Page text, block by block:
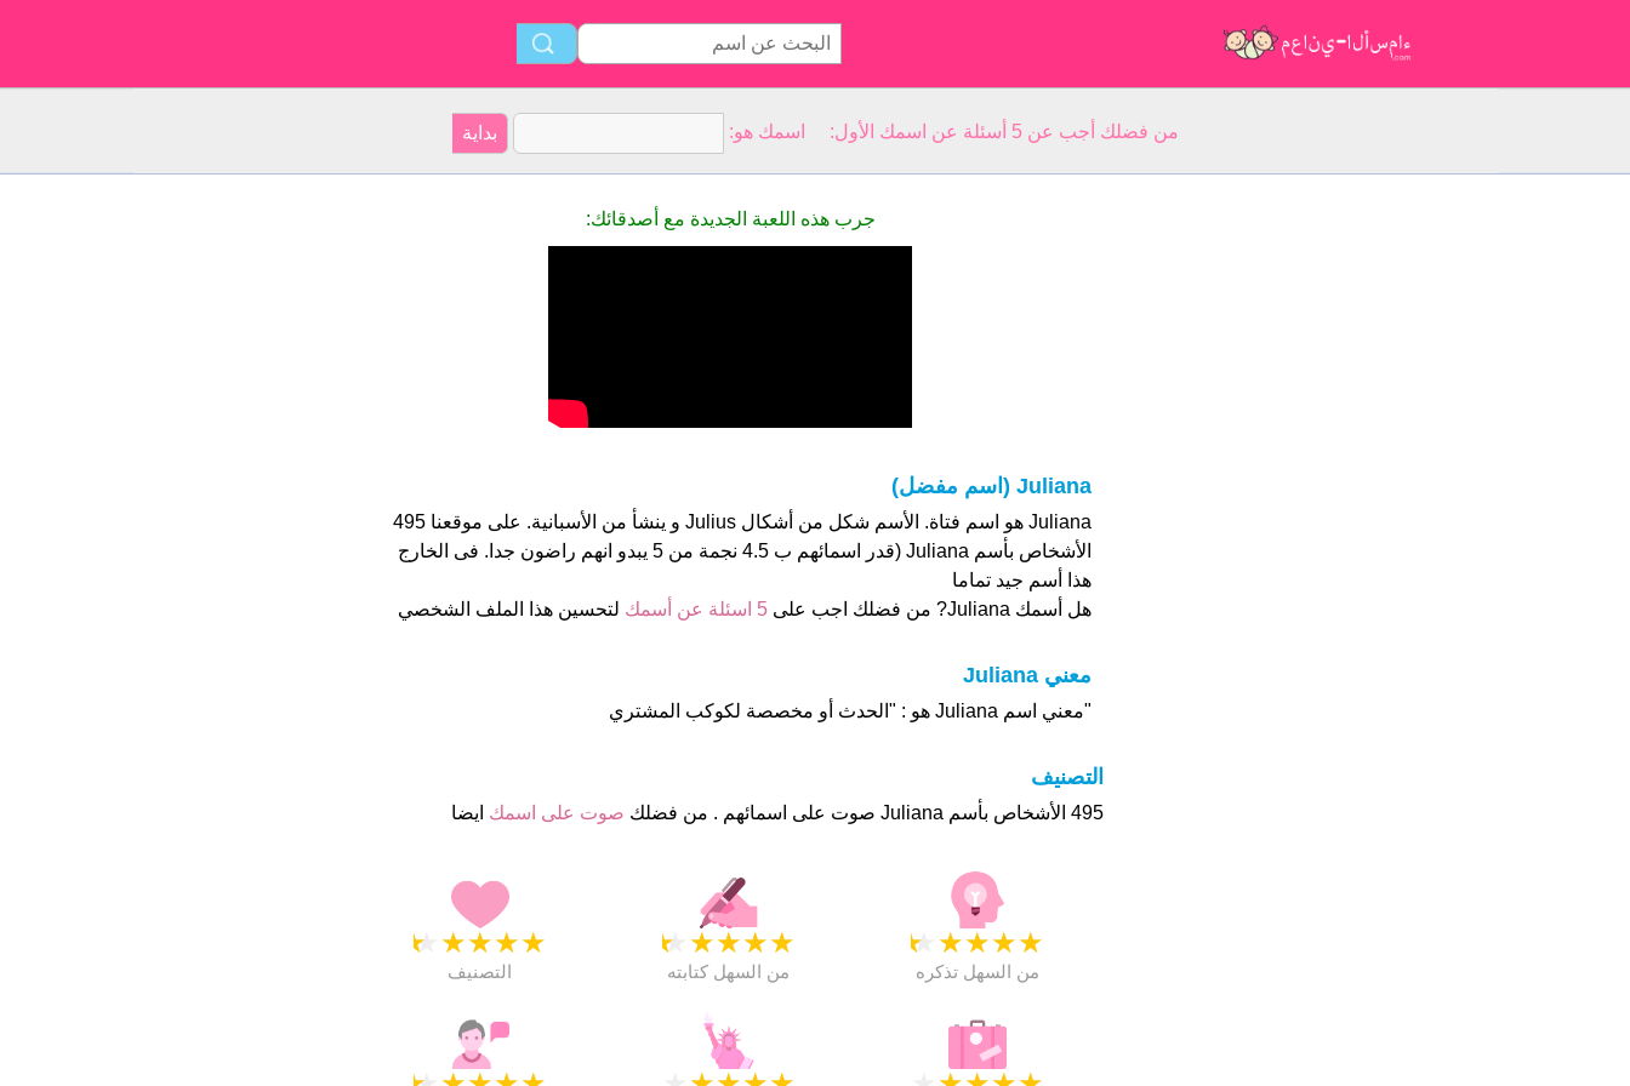
من فضلك أجب عن 5 أسئلة عن اسمك الأول: اسمك هو:
جرب هذه اللعبة الجديدة مع أصدقائك:
Juliana (اسم مفضل)
Juliana هو اسم فتاة. الأسم شكل من أشكال Julius و ينشأ من الأسبانية. على موقعنا 495
الأشخاص بأسم Juliana (قدر اسمائهم ب 4.5 نجمة من 5 يبدو انهم راضون جدا. فى الخارج
هذا أسم جيد تماما
هل أسمك Juliana? من فضلك اجب على
5 اسئلة عن أسمك لتحسين هذا الملف الشخصي
معني Juliana
"معني اسم Juliana هو : "الحدث أو مخصصة لكوكب المشتري
التصنيف
495 الأشخاص بأسم Juliana صوت على اسمائهم . من فضلك صوت على اسمك ايضا
★
★
★
★
★
التصنيف
★
★
★
★
★
من السهل كتابته
★
★
★
★
★
من السهل تذكره